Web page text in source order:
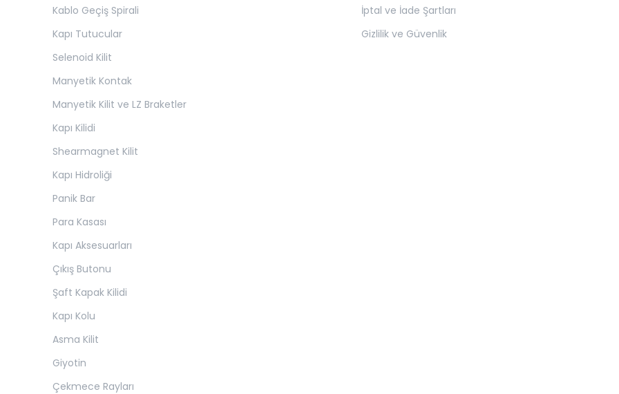
Kablo Geçiş Spirali
Kapı Tutucular
Selenoid Kilit
Manyetik Kontak
Manyetik Kilit ve LZ Braketler
Kapı Kilidi
Shearmagnet Kilit
Kapı Hidroliği
Panik Bar
Para Kasası
Kapı Aksesuarları
Çıkış Butonu
Şaft Kapak Kilidi
Kapı Kolu
Asma Kilit
Giyotin
Çekmece Rayları
İptal ve İade Şartları
Gizlilik ve Güvenlik